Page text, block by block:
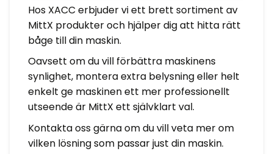
Hos XACC erbjuder vi ett brett sortiment av
MittX produkter och hjälper dig att hitta rätt
båge till din maskin.
Oavsett om du vill förbättra maskinens
synlighet, montera extra belysning eller helt
enkelt ge maskinen ett mer professionellt
utseende är MittX ett självklart val.
Kontakta oss gärna om du vill veta mer om
vilken lösning som passar just din maskin.